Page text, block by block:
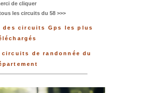
de cliquer
les circuits du 58 >>>
des circuits Gps les plus
de randonnée du